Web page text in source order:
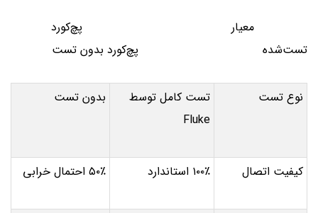
معیار پچ‌کورد
تست‌شده پچ‌کورد بدون تست
نوع تست
تست کامل توسط
Fluke
بدون تست
کیفیت اتصال ۱۰۰٪ استاندارد ۵۰٪ احتمال خرابی